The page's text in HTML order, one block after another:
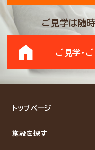
ご見学は随
ご見学・
トップページ
施設を探す